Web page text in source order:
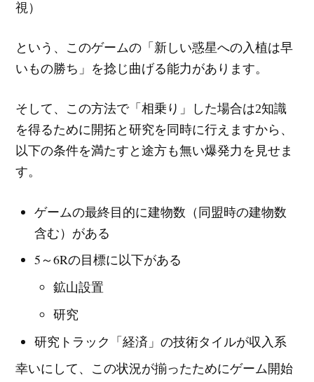
視）
という、このゲームの「新しい惑星への入植は早
いもの勝ち」を捻じ曲げる能力があります。
そして、この方法で「相乗り」した場合は2知識
を得るために開拓と研究を同時に行えますから、
以下の条件を満たすと途方も無い爆発力を見せま
す。
ゲームの最終目的に建物数（同盟時の建物数
含む）がある
5～6Rの目標に以下がある
鉱山設置
研究
研究トラック「経済」の技術タイルが収入系
幸いにして、この状況が揃ったためにゲーム開始